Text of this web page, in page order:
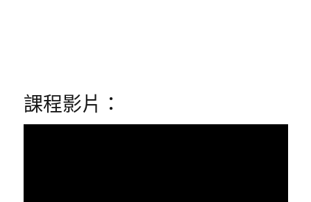
課程影片：